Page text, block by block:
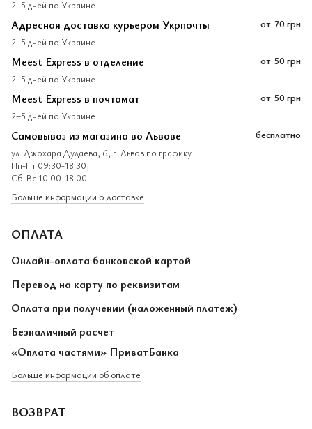
2–5 дней по Украине
Адресная доставка курьером Укрпочты
2–5 дней по Украине
от 70 грн
Meest Express в отделение
2–5 дней по Украине
от 50 грн
Meest Express в почтомат
2–5 дней по Украине
от 50 грн
Самовывоз из магазина во Львове
ул. Джохара Дудаева, 6, г. Львов по графику
Пн-Пт 09:30-18:30,
Сб-Вс 10:00-18:00
бесплатно
Больше информации о доставке
ОПЛАТА
Онлайн-оплата банковской картой
Перевод на карту по реквизитам
Оплата при получении (наложенный платеж)
Безналичный расчет
«Оплата частями» ПриватБанка
Больше информации об оплате
ВОЗВРАТ